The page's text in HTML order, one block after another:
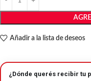
Añadir a la lista de deseos
¿Dónde querés recibir tu